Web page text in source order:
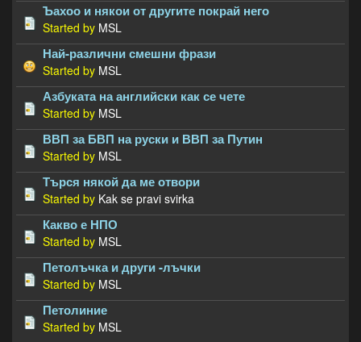
Ъахоо и някои от другите покрай него
Started by MSL
Най-различни смешни фрази
Started by MSL
Азбуката на английски как се чете
Started by MSL
ВВП за БВП на руски и ВВП за Путин
Started by MSL
Търся някой да ме отвори
Started by Kak se pravi svirka
Какво е НПО
Started by MSL
Петолъчка и други -лъчки
Started by MSL
Петолиние
Started by MSL